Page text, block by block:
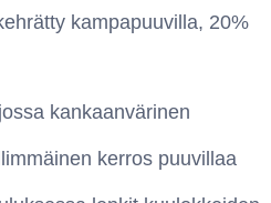
kampapuuvilla, 20%
kankaanvärinen
kerros puuvillaa